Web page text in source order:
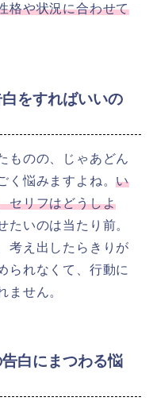
格や状況に合わせて
をすればいいの
ものの、じゃあどん
く悩みますよね。い
セリフはどうしよ
たいのは当たり前。
考え出したらきりが
られなくて、行動に
ません。
白にまつわる悩